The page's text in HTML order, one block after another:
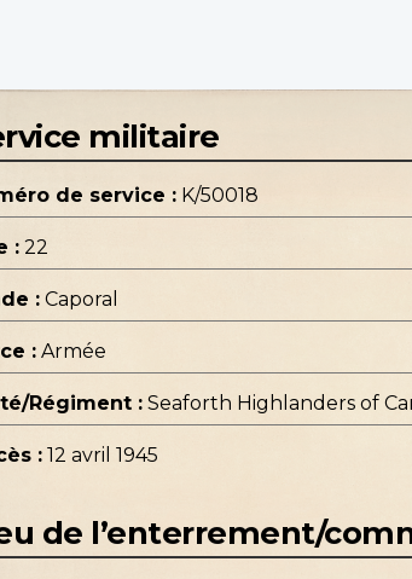
militaire
de service : K/50018
: 22
: Caporal
: Armée
Régiment : Seaforth Highlanders of
: 12 avril 1945
de l’enterrement/